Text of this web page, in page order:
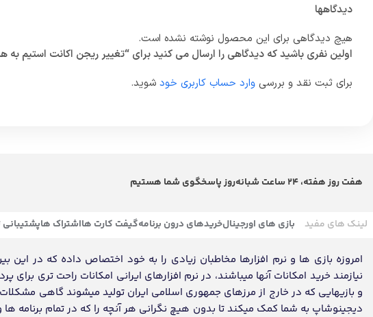
دیدگاهها
هیچ دیدگاهی برای این محصول نوشته نشده است.
اولین نفری باشید که دیدگاهی را ارسال می کنید برای “تغییر ریجن اکانت استیم به
برای ثبت نقد و بررسی وارد حساب کاربری خود شوید.
هفت روز هفته، 24 ساعت شبانه‌روز پاسخگوی شما هستیم
لینک های مفید بازی های اورجینالخریدهای درون برنامهگیفت کارت هااشتراک هاپشتیبانی
امروزه بازی ها و نرم افزارها مخاطبان زیادی را به خود اختصاص داده که در این
نیازمند خرید امکانات آنها میباشند، در نرم افزارهای ایرانی امکانات راحت تری
و بازیهایی که در خارج از مرزهای جمهوری اسلامی ایران تولید میشوند گاهی
دیجینوشاپ به شما کمک میکند تا بدون هیچ نگرانی هر آنچه را که در تمام برنامه